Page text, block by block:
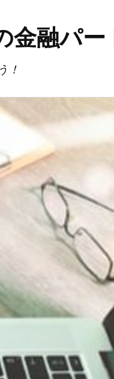
金融パー
！